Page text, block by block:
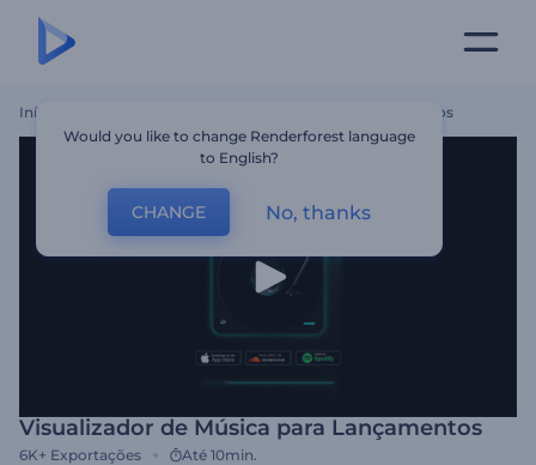
Início Visualizador De Música Para Lançamentos
Visualizador de Música para Lançamentos
6K+ Exportações Até 10min.
Would you like to change Renderforest language
to English?
CHANGE No, thanks